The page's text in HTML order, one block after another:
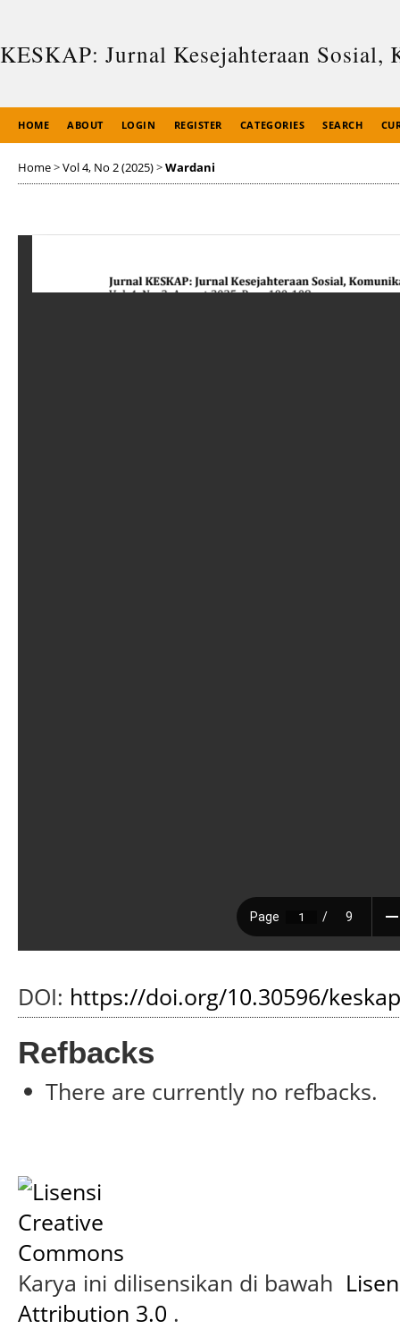
KESKAP: Jurnal Kesejahteraan
HOME ABOUT LOGIN REGISTER CATEGORIES SEARCH
Home>Vol 4, No 2 (2025)>Wardani
DOI: https://doi.org/10.30596/
Refbacks
There are currently no refbacks.
Karya ini dilisensikan di bawah
Attribution 3.0 .